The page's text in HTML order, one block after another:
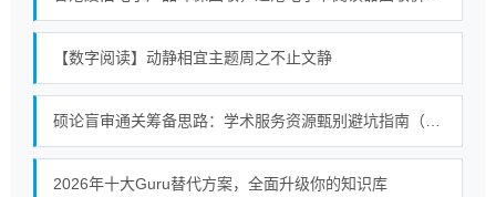
【数字阅读】动静相宜主题周之不止文静
2026年十大Guru替代方案，全面升级你的知识库